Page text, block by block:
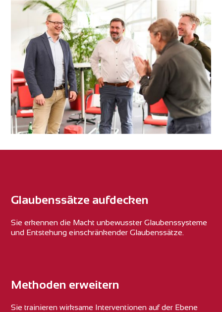
Glaubenssätze aufdecken
Sie erkennen die Macht unbewusster Glaubenssysteme
und Entstehung einschränkender Glaubenssätze.
Methoden erweitern
Sie trainieren wirksame Interventionen auf der Ebene